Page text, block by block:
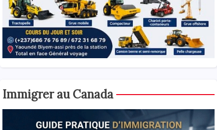
Immigrer au Canada